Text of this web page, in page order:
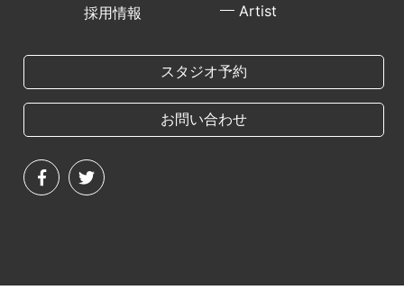
採用情報
Artist
スタジオ予約
お問い合わせ